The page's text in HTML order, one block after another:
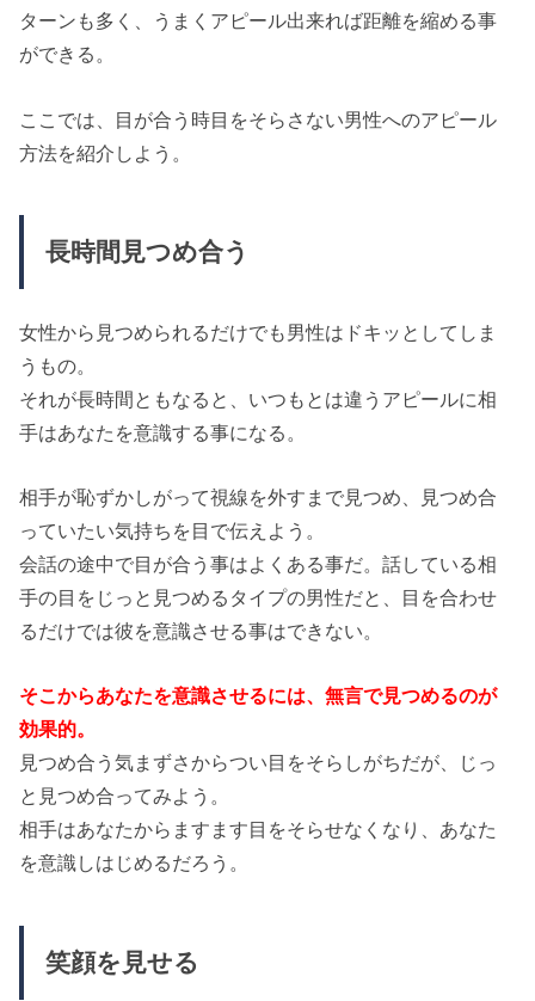
ターンも多く、うまくアピール出来れば距離を縮める事
ができる。
ここでは、目が合う時目をそらさない男性へのアピール
方法を紹介しよう。
長時間見つめ合う
女性から見つめられるだけでも男性はドキッとしてしま
うもの。
それが長時間ともなると、いつもとは違うアピールに相
手はあなたを意識する事になる。
相手が恥ずかしがって視線を外すまで見つめ、見つめ合
っていたい気持ちを目で伝えよう。
会話の途中で目が合う事はよくある事だ。話している相
手の目をじっと見つめるタイプの男性だと、目を合わせ
るだけでは彼を意識させる事はできない。
そこからあなたを意識させるには、無言で見つめるのが
効果的。
見つめ合う気まずさからつい目をそらしがちだが、じっ
と見つめ合ってみよう。
相手はあなたからますます目をそらせなくなり、あなた
を意識しはじめるだろう。
笑顔を見せる